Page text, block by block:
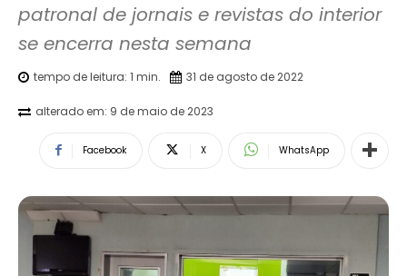
patronal de jornais e revistas do interior
se encerra nesta semana
tempo de leitura: 1 min. 31 de agosto de 2022
alterado em: 9 de maio de 2023
Facebook X WhatsApp